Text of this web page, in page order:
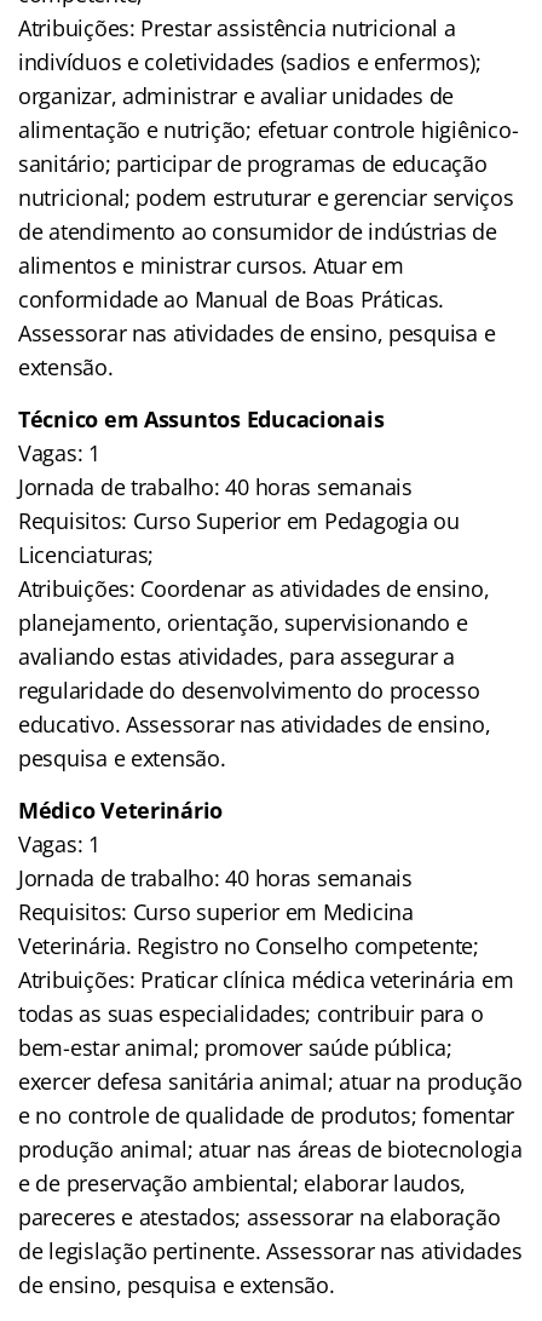
Atribuições: Prestar assistência nutricional a
indivíduos e coletividades (sadios e enfermos);
organizar, administrar e avaliar unidades de
alimentação e nutrição; efetuar controle higiênico-
sanitário; participar de programas de educação
nutricional; podem estruturar e gerenciar serviços
de atendimento ao consumidor de indústrias de
alimentos e ministrar cursos. Atuar em
conformidade ao Manual de Boas Práticas.
Assessorar nas atividades de ensino, pesquisa e
extensão.
Técnico em Assuntos Educacionais
Vagas: 1
Jornada de trabalho: 40 horas semanais
Requisitos: Curso Superior em Pedagogia ou
Licenciaturas;
Atribuições: Coordenar as atividades de ensino,
planejamento, orientação, supervisionando e
avaliando estas atividades, para assegurar a
regularidade do desenvolvimento do processo
educativo. Assessorar nas atividades de ensino,
pesquisa e extensão.
Médico Veterinário
Vagas: 1
Jornada de trabalho: 40 horas semanais
Requisitos: Curso superior em Medicina
Veterinária. Registro no Conselho competente;
Atribuições: Praticar clínica médica veterinária em
todas as suas especialidades; contribuir para o
bem-estar animal; promover saúde pública;
exercer defesa sanitária animal; atuar na produção
e no controle de qualidade de produtos; fomentar
produção animal; atuar nas áreas de biotecnologia
e de preservação ambiental; elaborar laudos,
pareceres e atestados; assessorar na elaboração
de legislação pertinente. Assessorar nas atividades
de ensino, pesquisa e extensão.